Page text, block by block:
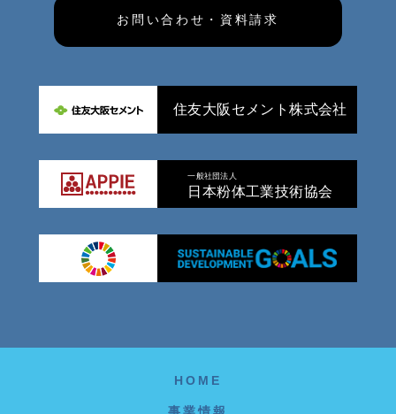
お問い合わせ・資料請求
住友大阪セメント株式会社
一般社団法人
日本粉体工業技術協会
HOME
事業情報